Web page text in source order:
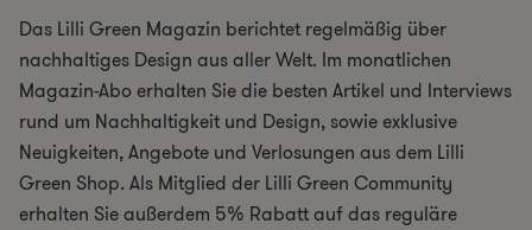
Das Lilli Green Magazin berichtet regelmäßig über
nachhaltiges Design aus aller Welt. Im monatlichen
Magazin-Abo erhalten Sie die besten Artikel und Interviews
rund um Nachhaltigkeit und Design, sowie exklusive
Neuigkeiten, Angebote und Verlosungen aus dem Lilli
Green Shop. Als Mitglied der Lilli Green Community
erhalten Sie außerdem 5% Rabatt auf das reguläre